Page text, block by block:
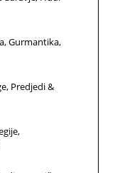
Gurmantika
Predjedi &